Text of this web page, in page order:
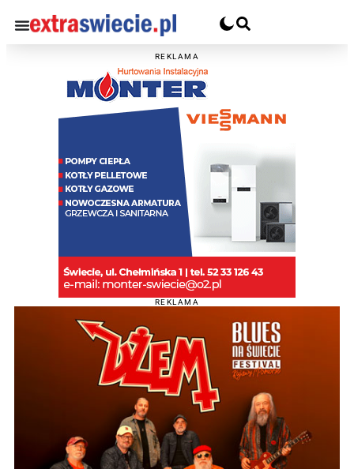
REKLAMA
REKLAMA